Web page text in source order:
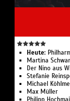
Heute:
Martina
Der Nino aus
Stefanie
Michael
Max Müller